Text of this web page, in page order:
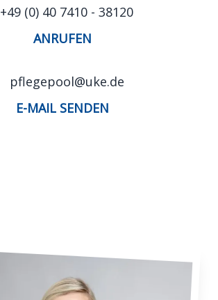
ANRUFEN
+49 (0) 40 7410 - 38120
E-MAIL SENDEN
pflegepool@uke.de